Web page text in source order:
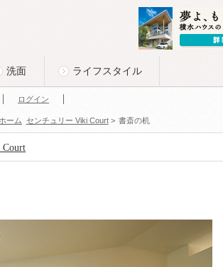
洗面 ライフスタイル
ログイン
ーム センチュリー Viki Court> 書斎の机